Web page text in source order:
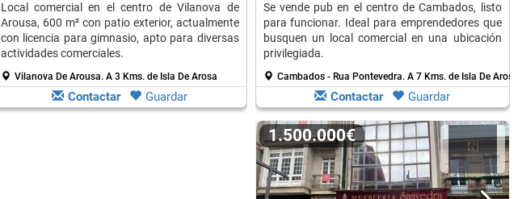
Local comercial en el centro de Vilanova de
Arousa, 600 m² con patio exterior, actualmente
con licencia para gimnasio, apto para diversas
actividades comerciales.
Vilanova De Arousa. A 3 Kms. de Isla De Arosa
Contactar Guardar
Se vende pub en el centro de Cambados, listo
para funcionar. Ideal para emprendedores que
busquen un local comercial en una ubicación
privilegiada.
Cambados - Rua Pontevedra. A 7 Kms. de Isla De Arosa
Contactar Guardar
1.500.000€